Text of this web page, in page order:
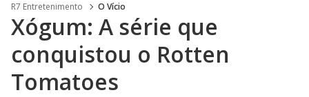
R7 Entretenimento O Vício
Xógum: A série que
conquistou o Rotten
Tomatoes